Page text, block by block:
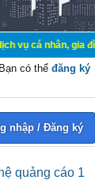
gia đình.
có thể đăng ký
nhập / Đăng ký
quảng cáo 1